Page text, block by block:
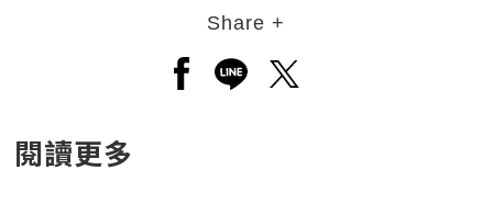
Share +
另開新視窗分享至facebook
另開新視窗分享至line
另開新視窗分享至
閱讀更多